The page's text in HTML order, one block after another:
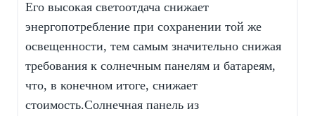
Его высокая светоотдача снижает
энергопотребление при сохранении той же
освещенности, тем самым значительно снижая
требования к солнечным панелям и батареям,
что, в конечном итоге, снижает
стоимость.Солнечная панель из